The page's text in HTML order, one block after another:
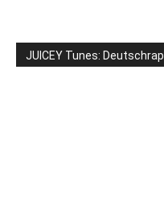
JUICEY Tunes: Deutschrap